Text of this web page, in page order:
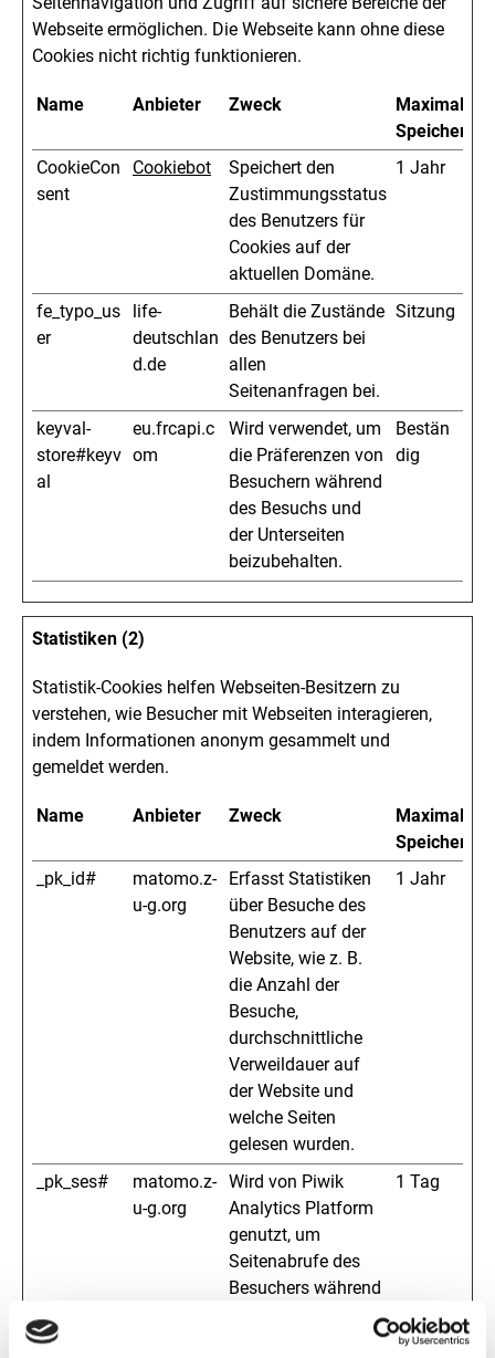
Webseite ermöglichen. Die Webseite kann ohne diese
Cookies nicht richtig funktionieren.
Name Anbieter Zweck
Maximale
CookieCon
sent
Cookiebot
Speichert den
Zustimmungsstatus
des Benutzers für
Cookies auf der
aktuellen Domäne.
1 Jahr
fe_typo_us
er
life-
deutschlan
d.de
Behält die Zustände
des Benutzers bei
allen
Seitenanfragen bei.
Sitzung
keyval-
store#keyv
al
eu.frcapi.c
om
Wird verwendet, um
die Präferenzen von
Besuchern während
des Besuchs und
der Unterseiten
beizubehalten.
Bestän
dig
Statistiken (2)
Statistik-Cookies helfen Webseiten-Besitzern zu
verstehen, wie Besucher mit Webseiten interagieren,
indem Informationen anonym gesammelt und
gemeldet werden.
Name Anbieter Zweck
Maximale
_pk_id#
matomo.z-
u-g.org
Erfasst Statistiken
über Besuche des
Benutzers auf der
Website, wie z. B.
die Anzahl der
Besuche,
durchschnittliche
Verweildauer auf
der Website und
welche Seiten
gelesen wurden.
1 Jahr
_pk_ses#
matomo.z-
u-g.org
Wird von Piwik
Analytics Platform
genutzt, um
Seitenabrufe des
Besuchers während
1 Tag